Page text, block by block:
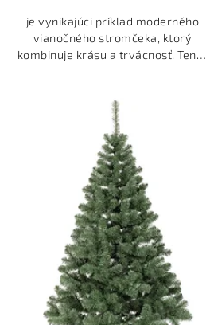
je vynikajúci príklad moderného
vianočného stromčeka, ktorý
kombinuje krásu a trvácnosť. Tento
rodinu sprevádzal po mnoho...